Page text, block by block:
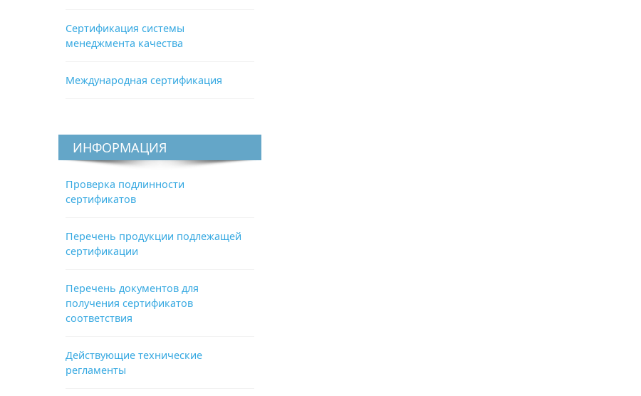
Сертификация системы
менеджмента качества
Международная сертификация
ИНФОРМАЦИЯ
Проверка подлинности
сертификатов
Перечень продукции подлежащей
сертификации
Перечень документов для
получения сертификатов
соответствия
Действующие технические
регламенты